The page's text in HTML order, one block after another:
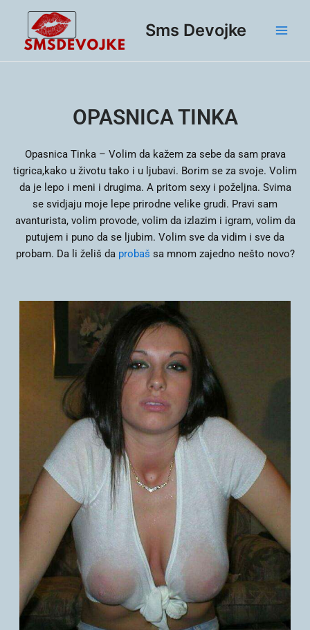
content
Sms Devojke
OPASNICA TINKA
Opasnica Tinka – Volim da kažem za sebe da sam prava
tigrica,kako u životu tako i u ljubavi. Borim se za svoje. Volim
da je lepo i meni i drugima. A pritom sexy i poželjna. Svima
se svidjaju moje lepe prirodne velike grudi. Pravi sam
avanturista, volim provode, volim da izlazim i igram, volim da
putujem i puno da se ljubim. Volim sve da vidim i sve da
probam. Da li želiš da probaš sa mnom zajedno nešto novo?